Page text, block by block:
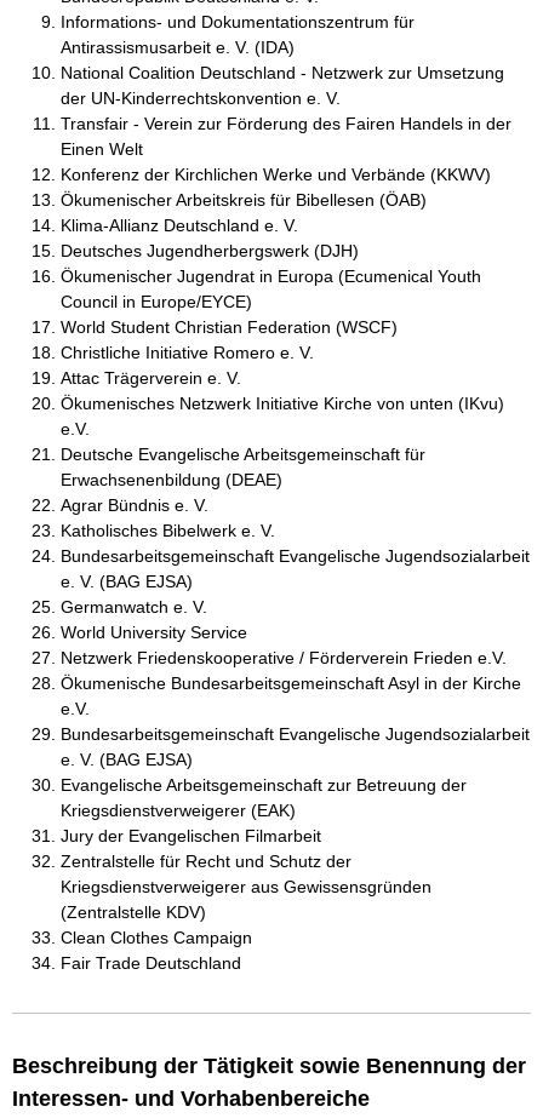
Informations- und Dokumentationszentrum für
Antirassismusarbeit e. V. (IDA)
National Coalition Deutschland - Netzwerk zur Umsetzung
der UN-Kinderrechtskonvention e. V.
Transfair - Verein zur Förderung des Fairen Handels in der
Einen Welt
Konferenz der Kirchlichen Werke und Verbände (KKWV)
Ökumenischer Arbeitskreis für Bibellesen (ÖAB)
Klima-Allianz Deutschland e. V.
Deutsches Jugendherbergswerk (DJH)
Ökumenischer Jugendrat in Europa (Ecumenical Youth
Council in Europe/EYCE)
World Student Christian Federation (WSCF)
Christliche Initiative Romero e. V.
Attac Trägerverein e. V.
Ökumenisches Netzwerk Initiative Kirche von unten (IKvu)
e.V.
Deutsche Evangelische Arbeitsgemeinschaft für
Erwachsenenbildung (DEAE)
Agrar Bündnis e. V.
Katholisches Bibelwerk e. V.
Bundesarbeitsgemeinschaft Evangelische Jugendsozialarbeit
e. V. (BAG EJSA)
Germanwatch e. V.
World University Service
Netzwerk Friedenskooperative / Förderverein Frieden e.V.
Ökumenische Bundesarbeitsgemeinschaft Asyl in der Kirche
e.V.
Bundesarbeitsgemeinschaft Evangelische Jugendsozialarbeit
e. V. (BAG EJSA)
Evangelische Arbeitsgemeinschaft zur Betreuung der
Kriegsdienstverweigerer (EAK)
Jury der Evangelischen Filmarbeit
Zentralstelle für Recht und Schutz der
Kriegsdienstverweigerer aus Gewissensgründen
(Zentralstelle KDV)
Clean Clothes Campaign
Fair Trade Deutschland
Beschreibung der Tätigkeit sowie Benennung der
Interessen- und Vorhabenbereiche